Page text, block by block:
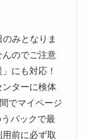
のみとなりま
のでご注意
にも対応！
ターに検体
でマイページ
パックで最
前に必ず取